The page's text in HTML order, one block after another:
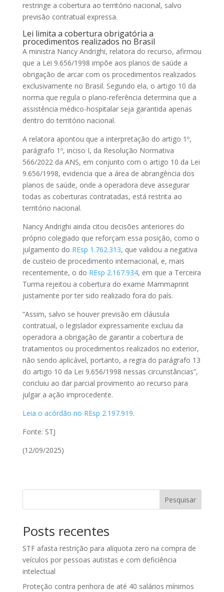
restringe a cobertura ao território nacional, salvo
previsão contratual expressa.
Lei limita a cobertura obrigatória a
procedimentos realizados no Brasil
A ministra Nancy Andrighi, relatora do recurso, afirmou
que a Lei 9.656/1998 impõe aos planos de saúde a
obrigação de arcar com os procedimentos realizados
exclusivamente no Brasil. Segundo ela, o artigo 10 da
norma que regula o plano-referência determina que a
assistência médico-hospitalar seja garantida apenas
dentro do território nacional.
A relatora apontou que a interpretação do artigo 1º,
parágrafo 1º, inciso I, da Resolução Normativa
566/2022 da ANS, em conjunto com o artigo 10 da Lei
9.656/1998, evidencia que a área de abrangência dos
planos de saúde, onde a operadora deve assegurar
todas as coberturas contratadas, está restrita ao
território nacional.
Nancy Andrighi ainda citou decisões anteriores do
próprio colegiado que reforçam essa posição, como o
julgamento do REsp 1.762.313, que validou a negativa
de custeio de procedimento internacional, e, mais
recentemente, o do REsp 2.167.934, em que a Terceira
Turma rejeitou a cobertura do exame Mammaprint
justamente por ter sido realizado fora do país.
“Assim, salvo se houver previsão em cláusula
contratual, o legislador expressamente excluiu da
operadora a obrigação de garantir a cobertura de
tratamentos ou procedimentos realizados no exterior,
não sendo aplicável, portanto, a regra do parágrafo 13
do artigo 10 da Lei 9.656/1998 nessas circunstâncias”,
concluiu ao dar parcial provimento ao recurso para
julgar a ação improcedente.
Leia o acórdão no REsp 2.197.919.
Fonte: STJ
(12/09/2025)
Pesquisar
Posts recentes
STF afasta restrição para alíquota zero na compra de
veículos por pessoas autistas e com deficiência
intelectual
Proteção contra penhora de até 40 salários mínimos